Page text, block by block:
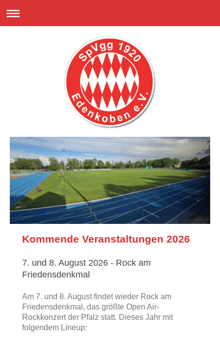
Kommende Veranstaltungen 2026
7. und 8. August 2026 - Rock am
Friedensdenkmal
Am 7. und 8. August findet wieder Rock am
Friedensdenkmal, das größte Open Air-
Rockkonzert der Pfalz statt. Dieses Jahr mit
folgendem Lineup: